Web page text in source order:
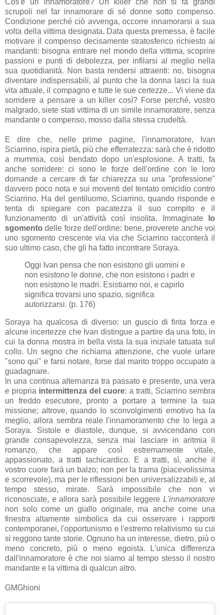
scrupoli nel far innamorare di sé donne sotto compenso.
Condizione perché ciò avvenga, occorre innamorarsi a sua
volta della vittima designata. Data questa premessa, è facile
motivare il compenso decisamente stratosferico richiesto ai
mandanti: bisogna entrare nel mondo della vittima, scoprire
passioni e punti di debolezza, per infilarsi al meglio nella
sua quotidianità. Non basta rendersi attraenti: no, bisogna
diventare indispensabili, al punto che la donna lasci la sua
vita attuale, il compagno e tutte le sue certezze... Vi viene da
sorridere a pensare a un killer così? Forse perché, vostro
malgrado, siete stati vittima di un simile innamoratore, senza
mandante o compenso, mosso dalla stessa crudeltà.
E dire che, nelle prime pagine, l'innamoratore, Ivan
Sciarrino, ispira pietà, più che efferratezza: sarà che è ridotto
a mummia, così bendato dopo un'esplosione. A tratti, fa
anche sorridere: ci sono le forze dell'ordine con le loro
domande a cercare di far chiarezza su una "professione"
davvero poco nota e sui moventi del tentato omicidio contro
Sciarrino. Ha del gentiluomo, Sciarrino, quando risponde e
tenta di spiegare con pacatezza il suo compito e il
funzionamento di un'attività così insolita. Immaginate
lo
sgomento delle forze dell'ordine: bene, proverete anche voi
uno sgomento crescente via via che Sciarrino racconterà il
suo ultimo caso, che gli ha fatto incontrare Soraya.
Oggi Ivan pensa che non esistono gli uomini e
non esistono le donne, che non esistono i padri e
non esistono le madri. Esistiamo noi, e capirlo
significa trovarsi uno spazio, significa
autorizzarsi. (p. 176)
Soraya ha qualcosa di diverso: un guscio di finta forza e
alcune incertezze che Ivan distingue a partire da una foto, in
cui la donna mostra in bella vista la sua iniziale tatuata sul
collo. Un segno che richiama attenzione, che vuole urlare
"sono qui" e farsi notare, forse dal marito troppo occupato a
guadagnare.
In una continua alternanza tra passato e presente, una vera
e propria intermittenza del cuore: a tratti, Sciarrino sembra
un freddo esecutore, pronto a portare a termine la sua
missione; altrove, quando lo sconvolgimenti emotivo ha la
meglio, allora sembra reale l'innamoramento che lo lega a
Soraya. Sistole e diastole, dunque, si avvicendano con
grande consapevolezza, senza mai lasciare in aritmia il
romanzo, che appare così estremamente vitale,
appassionato, a tratti tachicardico. E a tratti, sì, anche il
vostro cuore farà un balzo; non per la trama (piacevolissima
e scorrevole), ma per le riflessioni ben universalizzabili e, al
tempo stesso, mirate. Sarà impossibile che non vi
riconosciate, e allora sarà possibile leggere L'innamoratore
non solo come un giallo originale, ma anche come una
finestra altamente simbolica da cui osservare i rapporti
contemporanei, l'opportunismo e l'estremo relativismo su cui
si reggono tante storie. Ognuno ha un interesse, dietro, più o
meno concreto, più o meno egoista. L'unica differenza
dall'innamoratore è che noi siamo al tempo stesso il nostro
mandante e la vittima di qualcun altro.
GMGhioni